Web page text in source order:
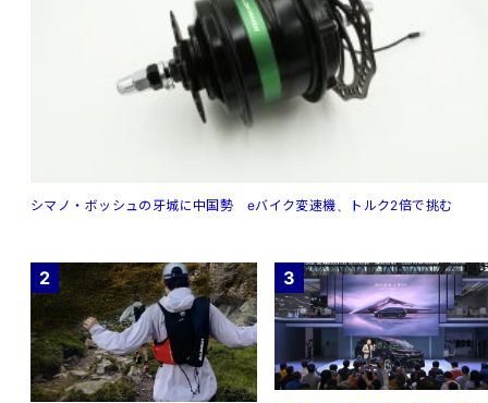
シマノ・ボッシュの牙城に中国勢 eバイク変速機、トルク2倍で挑む
2 3